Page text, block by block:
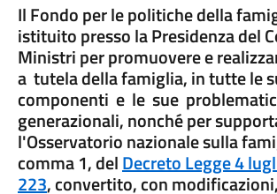
Il Fondo per le politiche della
istituito presso la Presidenza del
Ministri per promuovere e
a tutela della famiglia, in tutte le
componenti e le sue
generazionali, nonché per
l'Osservatorio nazionale sulla
comma 1, delDecreto Legge 4
223, convertito, con